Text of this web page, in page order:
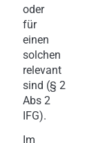
oder
für
einen
solchen
relevant
sind (§ 2
Abs 2
IFG).
Im